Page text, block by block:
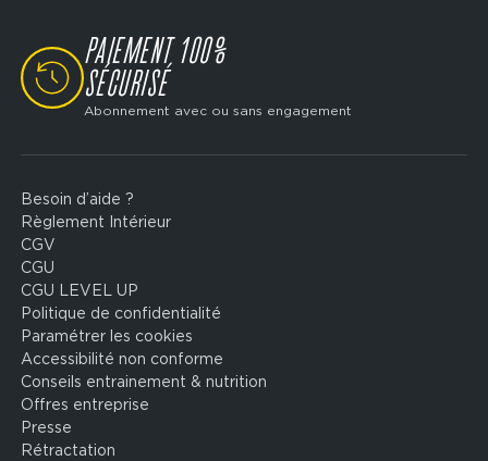
SVG
PAIEMENT 100%
SÉCURISÉ
Abonnement avec ou sans engagement
Footer
legal
Besoin d’aide ?
Règlement Intérieur
CGV
CGU
CGU LEVEL UP
Politique de confidentialité
Paramétrer les cookies
Accessibilité non conforme
Conseils entrainement & nutrition
Offres entreprise
Presse
Rétractation